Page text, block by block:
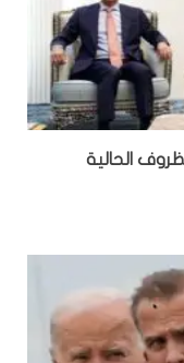
الحالية